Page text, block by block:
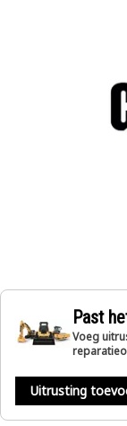
Past
Voeg
Uitrusting